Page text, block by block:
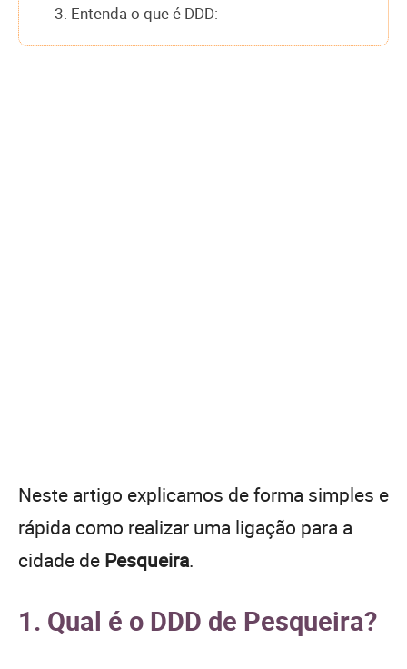
3. Entenda o que é DDD:
Neste artigo explicamos de forma simples e
rápida como realizar uma ligação para a
cidade de Pesqueira.
1. Qual é o DDD de Pesqueira?